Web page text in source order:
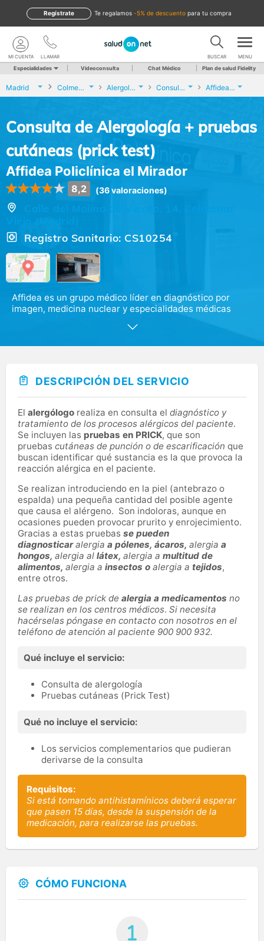
te regalamos -5% de descuento para tu compra
Regístrate
LLAMAR
MI CUENTA BUSCAR MENU
Especialidades Videoconsulta Chat Médico Plan de salud Fidelity
Madrid Colmenar Viejo Alergología Consulta de Alergología + pruebas cutáneas (prick test) Affidea Policlínica el Mirador
Consulta de Alergología + pruebas
cutáneas (prick test)
Affidea Policlínica el Mirador
8,2 (36 valoraciones)
Calle del Molino de Viento, 14, Colmenar
Registro Sanitario: CS10254
Affidea es un grupo médico líder en diagnóstico por
imagen, medicina nuclear y especialidades médicas
ambulatorias, con 43 centros en 7 comunidades
autónomas, 4 unidades móviles, servicios de
Policlínica el Mirador situada en pleno corazón de
Colmenar Viejo está comprometida a ofrecer una
asistencia médica de calidad y de asegurar que su
atención sea personalizada, rápida y eficaz. Policlínica
el Mirador pone a tu disposición los últimos avances en
tecnología médica y el mejor equipo de profesionales de
la salud en Madrid.
Además, contamos con un equipo para todas las
especialidades médicas, sin olvidar nuestro equipo
dental, orientado a la infancia y la implantología
moderna, sin cirugía previa.
DESCRIPCIÓN DEL SERVICIO
El alergólogo realiza en consulta el diagnóstico y
tratamiento de los procesos alérgicos del paciente.
Se incluyen las pruebas en PRICK, que son
pruebas cutáneas de punción o de escarificación que
buscan identificar qué sustancia es la que provoca la
reacción alérgica en el paciente.
Se realizan introduciendo en la piel (antebrazo o
espalda) una pequeña cantidad del posible agente
que causa el alérgeno. Son indoloras, aunque en
ocasiones pueden provocar prurito y enrojecimiento.
Gracias a estas pruebas se pueden
diagnosticar alergia a pólenes, ácaros, alergia a
hongos, alergia al látex, alergia a multitud de
alimentos, alergia a insectos o alergia a tejidos,
entre otros.
Las pruebas de prick de alergia a medicamentos no
se realizan en los centros médicos. Si necesita
hacérselas póngase en contacto con nosotros en el
teléfono de atención al paciente 900 900 932.
Qué incluye el servicio:
Consulta de alergología
Pruebas cutáneas (Prick Test)
Qué no incluye el servicio:
Los servicios complementarios que pudieran
derivarse de la consulta
Requisitos:
Si está tomando antihistamínicos deberá esperar
que pasen 15 días, desde la suspensión de la
medicación, para realizarse las pruebas.
CÓMO FUNCIONA